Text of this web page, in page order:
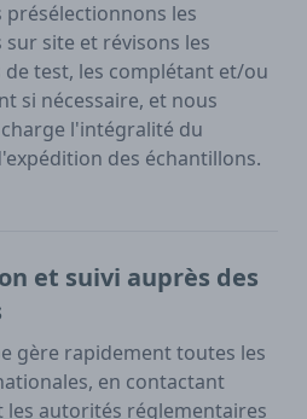
présélectionnons les
site et révisons les
test, les complétant et/ou
si nécessaire, et nous
l'intégralité du
des échantillons.
et suivi auprès des
gère rapidement toutes les
en contactant
les autorités réglementaires